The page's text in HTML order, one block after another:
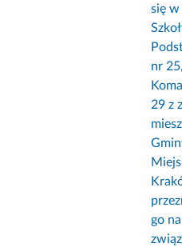
się
nr
29 z
go